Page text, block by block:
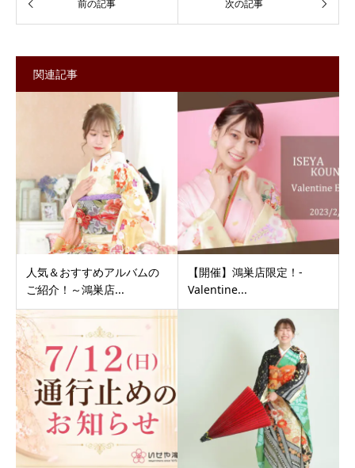
関連記事
人気＆おすすめアルバムの
ご紹介！～鴻巣店...
【開催】鴻巣店限定！-
Valentine...